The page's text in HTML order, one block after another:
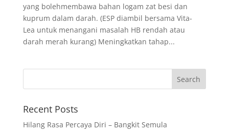
yang bolehmembawa bahan logam zat besi dan
kuprum dalam darah. (ESP diambil bersama Vita-
Lea untuk menangani masalah HB rendah atau
darah merah kurang) Meningkatkan tahap...
Recent Posts
Hilang Rasa Percaya Diri – Bangkit Semula